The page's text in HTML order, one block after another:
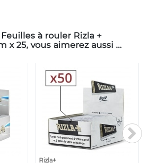
à rouler Rizla +
x 25, vous aimerez aussi ...
Rizla+